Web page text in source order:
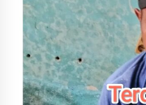
Pelarian terduga Otak
kempo, Berakhir di
Kempo
3 minggu ago
Tim Opsnal Polsek